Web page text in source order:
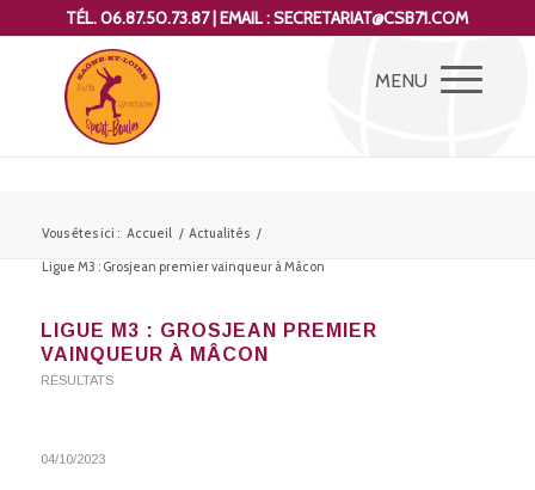
TÉL. 06.87.50.73.87 | EMAIL : SECRETARIAT@CSB71.COM
Vous êtes ici : Accueil / Actualités /
Ligue M3 : Grosjean premier vainqueur à Mâcon
LIGUE M3 : GROSJEAN PREMIER
VAINQUEUR À MÂCON
RÉSULTATS
04/10/2023